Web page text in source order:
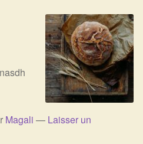
Magali — Laisser un